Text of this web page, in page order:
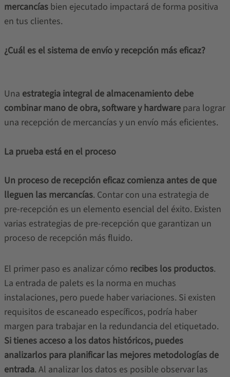
mercancíasbien ejecutado impactará de forma positiva
en tus clientes.
¿Cuál es el sistema de envío y recepción más eficaz?
Una estrategia integral de almacenamiento debe
combinar mano de obra, software y hardwarepara lograr
una recepción de mercancías y un envío más eficientes.
La prueba está en el proceso
Un proceso de recepción eficaz comienza antes de que
lleguen las mercancías. Contar con una estrategia de
pre-recepción es un elemento esencial del éxito. Existen
varias estrategias de pre-recepción que garantizan un
proceso de recepción más fluido.
El primer paso es analizar cómo recibes los productos.
La entrada de palets es la norma en muchas
instalaciones, pero puede haber variaciones. Si existen
requisitos de escaneado específicos, podría haber
margen para trabajar en la redundancia del etiquetado.
Si tienes acceso a los datos históricos, puedes
analizarlos para planificar las mejores metodologías de
entrada. Al analizar los datos es posible observar las